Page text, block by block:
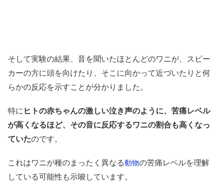
そして実験の結果、音を聞いたほとんどのワニが、スピー
カーの方に頭を向けたり、そこに向かって近づいたりと何
らかの反応を示すことが分かりました。
特に ヒトの赤ちゃんの激しい泣き声のように、苦痛レベル
が高くなるほど、その音に反応するワニの割合も高くなっ
ていたのです。
これはワニが種のまったく異なる動物の苦痛レベルを理解
している可能性も示唆しています。